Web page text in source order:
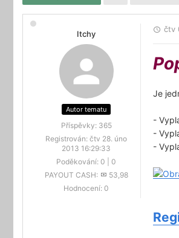
Itchy
Autor tematu
Příspěvky: 365
Registrován: čtv 28. úno
2013 16:29:33
Poděkování: 0
0
PAYOUT CASH:
53,98
Hodnocení: 0
čtv
Je
-
-
-